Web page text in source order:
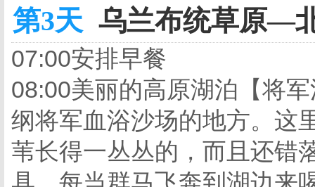
第3天 乌兰布统草原—
07:00安排早餐
08:00美丽的高原湖泊【将
纲将军血浴沙场的地方。这
苇长得一丛丛的，而且还错